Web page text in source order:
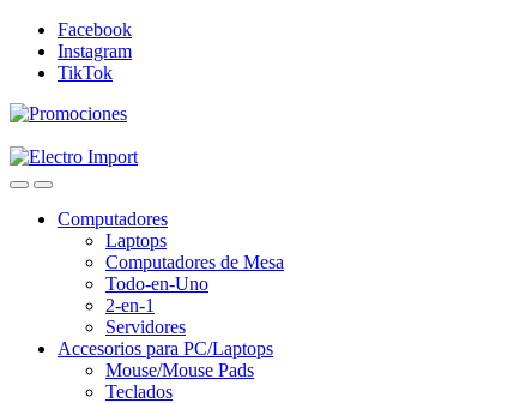
Skip
navigation
Skip
content
Facebook
Instagram
TikTok
Computadores
Laptops
Computadores de Mesa
Todo-en-Uno
2-en-1
Servidores
Accesorios para PC/Laptops
Mouse/Mouse Pads
Teclados